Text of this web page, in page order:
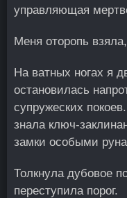
управляющая
Меня оторопь
На ватных ногах я
остановилась
супружеских
знала ключ-
замки особыми
Толкнула дубовое
переступила порог.